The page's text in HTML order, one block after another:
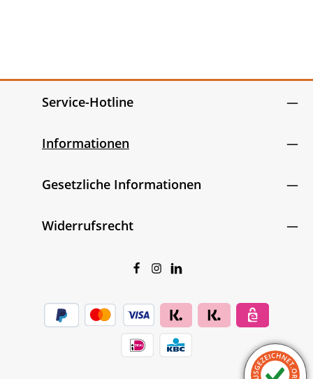
Service-Hotline
Informationen
Gesetzliche Informationen
Widerrufsrecht